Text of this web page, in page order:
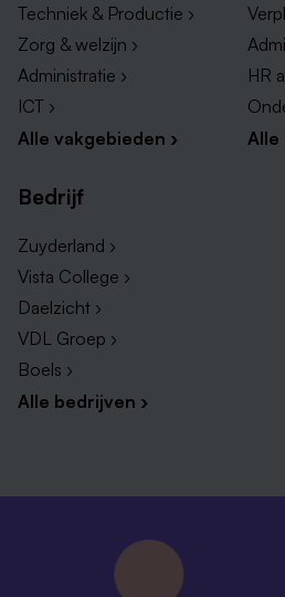
Techniek & Productie ›
Zorg & welzijn ›
Administratie ›
ICT ›
Alle vakgebieden ›
HR
Alle
Bedrijf
Zuyderland ›
Vista College ›
Daelzicht ›
VDL Groep ›
Boels ›
Alle bedrijven ›